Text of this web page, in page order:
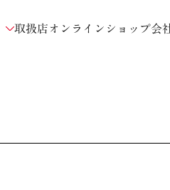
取扱店 オンラインショップ会